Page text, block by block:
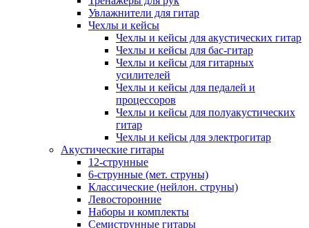
Увлажнители для гитар
Чехлы и кейсы
Чехлы и кейсы для акустических гитар
Чехлы и кейсы для бас-гитар
Чехлы и кейсы для гитарных
усилителей
Чехлы и кейсы для педалей и
процессоров
Чехлы и кейсы для полуакустических
гитар
Чехлы и кейсы для электрогитар
Акустические гитары
12-струнные
6-струнные (мет. струны)
Классические (нейлон. струны)
Левосторонние
Наборы и комплекты
Семиструнные гитары